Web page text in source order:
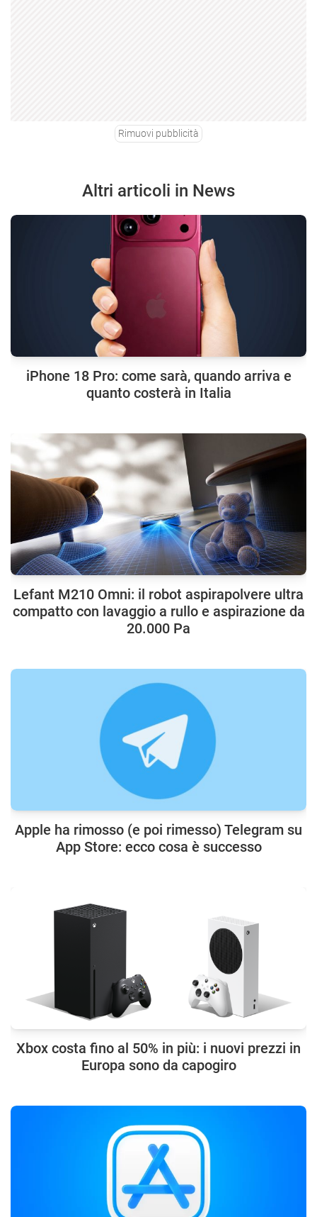
Rimuovi pubblicità
Altri articoli in News
iPhone 18 Pro: come sarà, quando arriva e
quanto costerà in Italia
Lefant M210 Omni: il robot aspirapolvere ultra
compatto con lavaggio a rullo e aspirazione da
20.000 Pa
Apple ha rimosso (e poi rimesso) Telegram su
App Store: ecco cosa è successo
Xbox costa fino al 50% in più: i nuovi prezzi in
Europa sono da capogiro